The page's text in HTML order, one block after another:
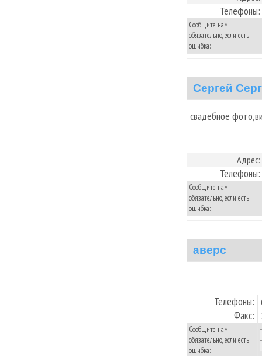
Телефоны:
Сообщите нам
обязательно, если есть
ошибка:
Сергей
свадебное
Адрес:
Телефоны:
Сообщите нам
обязательно, если есть
ошибка:
аверс
Телефоны:
Факс:
Сообщите нам
обязательно, если есть
ошибка: